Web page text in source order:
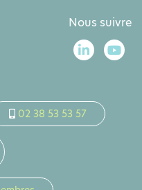
Nous suivre
02 38 53 53 57